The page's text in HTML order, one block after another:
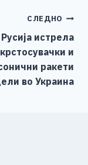
Li
n
k
СЛЕДНО
Русија истрела
крстосувачки и
ракети
во Украина